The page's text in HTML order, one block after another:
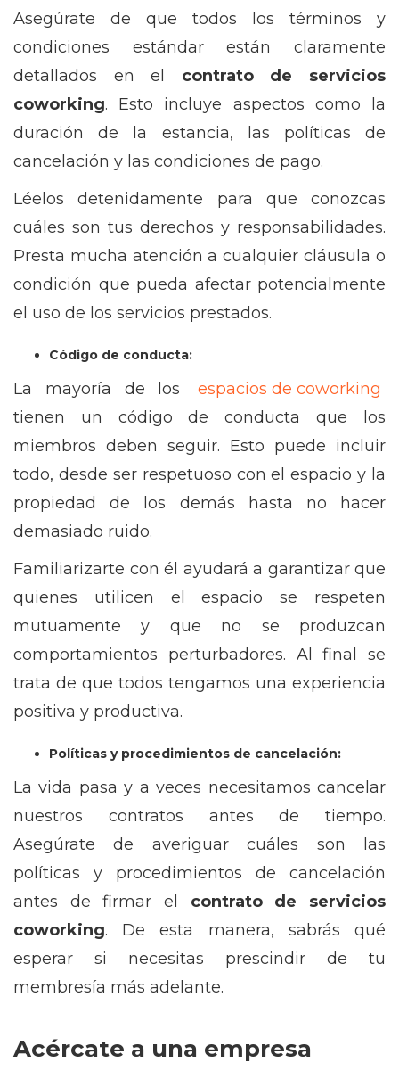
Asegúrate de que todos los términos y
condiciones estándar están claramente
detallados en el contrato de servicios
coworking. Esto incluye aspectos como la
duración de la estancia, las políticas de
cancelación y las condiciones de pago.
Léelos detenidamente para que conozcas
cuáles son tus derechos y responsabilidades.
Presta mucha atención a cualquier cláusula o
condición que pueda afectar potencialmente
el uso de los servicios prestados.
Código de conducta:
La mayoría de los
espacios de coworking
tienen un código de conducta que los
miembros deben seguir. Esto puede incluir
todo, desde ser respetuoso con el espacio y la
propiedad de los demás hasta no hacer
demasiado ruido.
Familiarizarte con él ayudará a garantizar que
quienes utilicen el espacio se respeten
mutuamente y que no se produzcan
comportamientos perturbadores. Al final se
trata de que todos tengamos una experiencia
positiva y productiva.
Políticas y procedimientos de cancelación:
La vida pasa y a veces necesitamos cancelar
nuestros contratos antes de tiempo.
Asegúrate de averiguar cuáles son las
políticas y procedimientos de cancelación
antes de firmar el contrato de servicios
coworking. De esta manera, sabrás qué
esperar si necesitas prescindir de tu
membresía más adelante.
Acércate a una empresa